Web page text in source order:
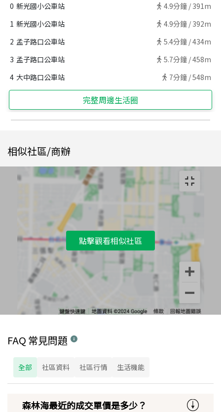
0 新光國小公車站 4.9分鐘 / 391m
1 新光國小公車站 4.9分鐘 / 392m
2 孟子路口公車站 5.4分鐘 /434m
3 孟子路口公車站 5.7分鐘 /458m
4 大中路口公車站 7分鐘 /548m
完整周邊生活圈
相似社區/商辦
點擊觀看相似社區
FAQ 常見問題
全部 社區資料 社區行情 生活機能
森林海最近的成交單價是多少？